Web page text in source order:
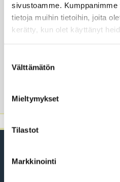
sivustoamme.
tietoja muihin tietoihin, joita
kerätty, kun olet käyttänyt
valinta
Välttämätön
Mieltymykset
Tilastot
Markkinointi
museo
taidekokoelma
taidehuone
kulttuuri
Henkilön yhteystietokortti